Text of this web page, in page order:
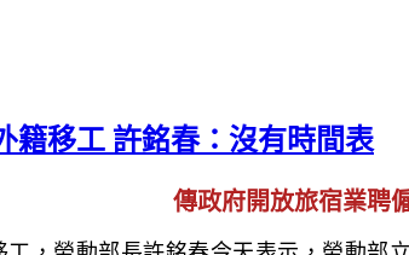
籍移工 許銘春：沒有時間表
傳政府開放旅宿業聘